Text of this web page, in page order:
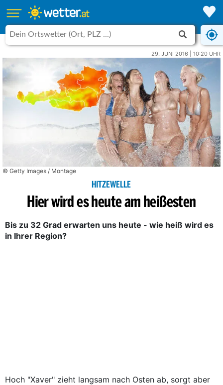
29. JUNI 2016 | 10:20 UHR
© Getty Images / Montage
HITZEWELLE
Hier wird es heute am heißesten
Bis zu 32 Grad erwarten uns heute - wie heiß wird es
in Ihrer Region?
Hoch "Xaver" zieht langsam nach Osten ab, sorgt aber